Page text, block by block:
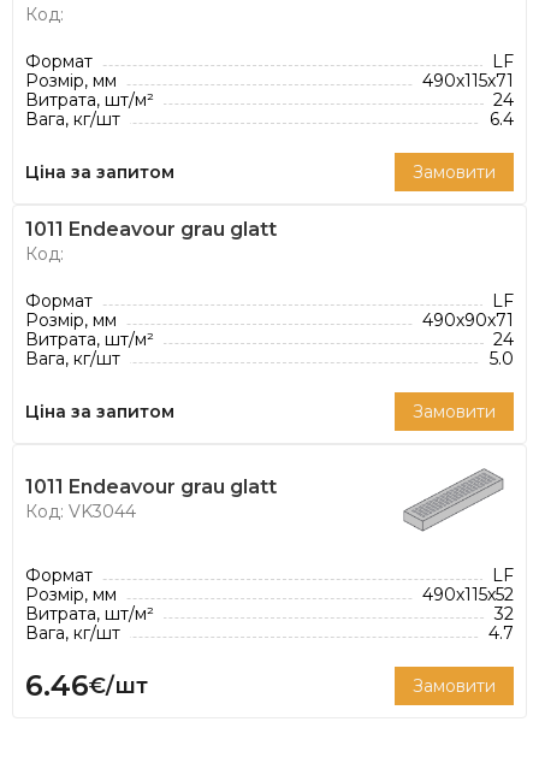
Код:
Формат
LF
Розмір, мм
490х115х71
Витрата, шт/м²
24
Вага, кг/шт
6.4
Ціна за запитом Замовити
1011 Endeavour grau glatt
Код:
Формат
LF
Розмір, мм
490х90х71
Витрата, шт/м²
24
Вага, кг/шт
5.0
Ціна за запитом Замовити
1011 Endeavour grau glatt
Код: VK3044
Формат
LF
Розмір, мм
490х115х52
Витрата, шт/м²
32
Вага, кг/шт
4.7
6.46€/шт Замовити